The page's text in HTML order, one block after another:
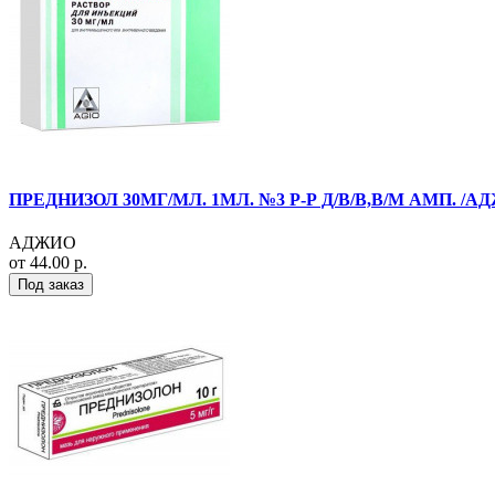
ПРЕДНИЗОЛ 30МГ/МЛ. 1МЛ. №3 Р-Р Д/В/В,В/М АМП. /
АДЖИО
от 44.00 р.
Под заказ